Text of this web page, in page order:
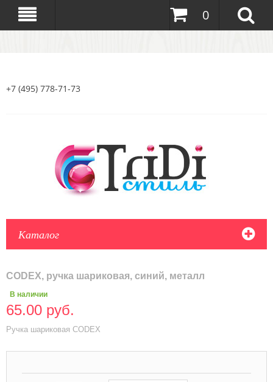
0
+7 (495) 778-71-73
Каталог
CODEX, ручка шариковая, синий, металл
В наличии
65.00 руб.
Ручка шариковая CODEX